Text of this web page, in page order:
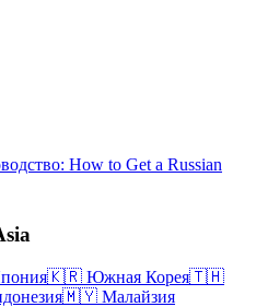
: How to Get a Russian
🇰🇷 Южная Корея🇹🇭
🇲🇾 Малайзия